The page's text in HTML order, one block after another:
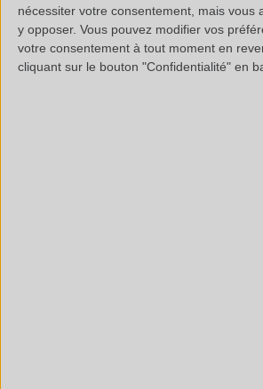
nécessiter votre consentement, mais vous
y opposer. Vous pouvez modifier vos
votre consentement à tout moment en
cliquant sur le bouton "Confidentialité" en
Comme vous pouvez le voir sur
l’analyse parMEB/EDX a également
de Soufre, Carbone et Oxygène,